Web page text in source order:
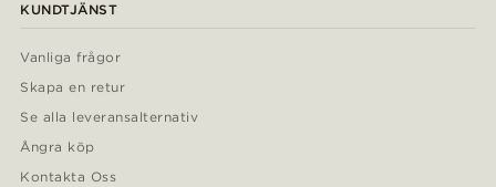
KUNDTJÄNST
Vanliga frågor
Skapa en retur
Se alla leveransalternativ
Ångra köp
Kontakta Oss